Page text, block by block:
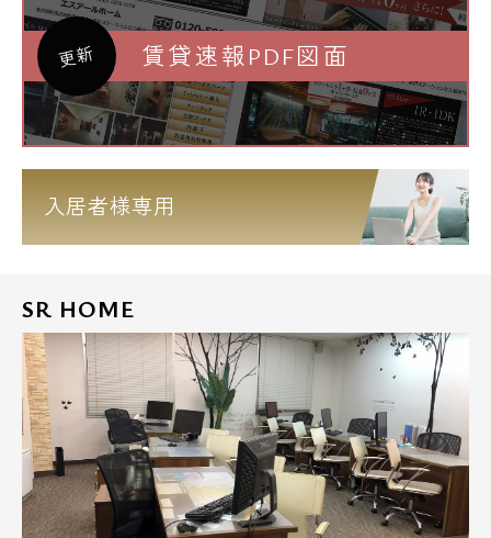
更新 賃貸速報PDF図面
入居者様専用
SR HOME